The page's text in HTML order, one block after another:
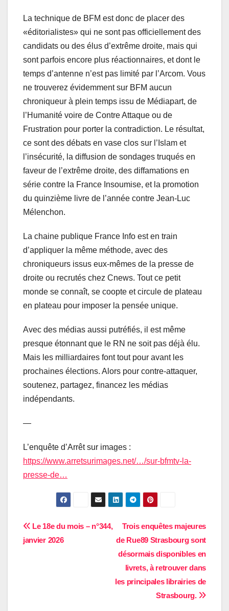
La technique de BFM est donc de placer des
«éditorialistes» qui ne sont pas officiellement des
candidats ou des élus d’extrême droite, mais qui
sont parfois encore plus réactionnaires, et dont le
temps d’antenne n’est pas limité par l’Arcom. Vous
ne trouverez évidemment sur BFM aucun
chroniqueur à plein temps issu de Médiapart, de
l’Humanité voire de Contre Attaque ou de
Frustration pour porter la contradiction. Le résultat,
ce sont des débats en vase clos sur l’Islam et
l’insécurité, la diffusion de sondages truqués en
faveur de l’extrême droite, des diffamations en
série contre la France Insoumise, et la promotion
du quinzième livre de l’année contre Jean-Luc
Mélenchon.
La chaine publique France Info est en train
d’appliquer la même méthode, avec des
chroniqueurs issus eux-mêmes de la presse de
droite ou recrutés chez Cnews. Tout ce petit
monde se connaît, se coopte et circule de plateau
en plateau pour imposer la pensée unique.
Avec des médias aussi putréfiés, il est même
presque étonnant que le RN ne soit pas déjà élu.
Mais les milliardaires font tout pour avant les
prochaines élections. Alors pour contre-attaquer,
soutenez, partagez, financez les médias
indépendants.
—
L’enquête d’Arrêt sur images :
https://www.arretsurimages.net/…/sur-bfmtv-la-
presse-de…
Navigation
de
Trois enquêtes majeures
de Rue89 Strasbourg sont
désormais disponibles en
livrets, à retrouver dans
les principales librairies de
Strasbourg.
Le 18e du mois – n°344,
janvier 2026